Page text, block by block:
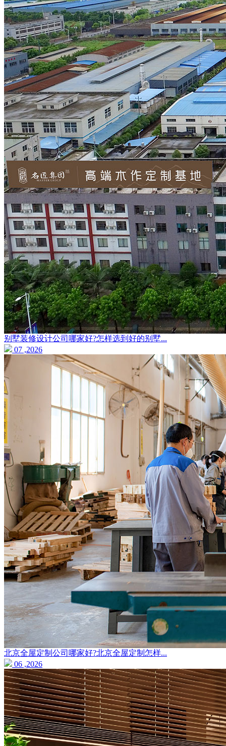
别墅装修设计公司哪家好?怎样选到好的别墅...
07 ,2026
北京全屋定制公司哪家好?北京全屋定制怎样...
06 ,2026